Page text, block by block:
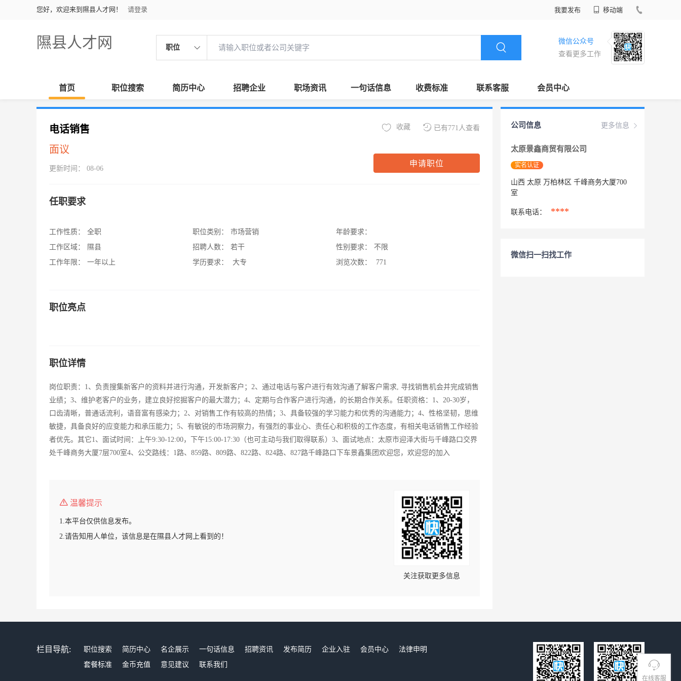
您好，欢迎来到隰县人才网！ 请登录 我要发布 移动端
隰县人才网 职位
微信公众号
查看更多工作
首页 职位搜索 简历中心 招聘企业 职场资讯 一句话信息 收费标准 联系客服 会员中心
在线客服
电话销售
面议
更新时间： 08-06
已有771人查看
收藏
申请职位
任职要求
工作性质：
全职
工作区域：
隰县
工作年限：
一年以上
职位类别：
市场营销
招聘人数：
若干
学历要求：
大专
年龄要求：
性别要求：
不限
浏览次数：
771
职位亮点
职位详情
岗位职责：1、负责搜集新客户的资料并进行沟通，开发新客户；2、通过电话与客户进行有效沟通了解客户需求, 寻找销售机会并完成销售
业绩；3、维护老客户的业务，建立良好挖掘客户的最大潜力；4、定期与合作客户进行沟通，的长期合作关系。任职资格：1、20-30岁，
口齿清晰，普通话流利，语音富有感染力；2、对销售工作有较高的热情；3、具备较强的学习能力和优秀的沟通能力；4、性格坚韧，思维
敏捷，具备良好的应变能力和承压能力；5、有敏锐的市场洞察力，有强烈的事业心、责任心和积极的工作态度，有相关电话销售工作经验
者优先。其它1、面试时间：上午9:30-12:00，下午15:00-17:30（也可主动与我们取得联系）3、面试地点：太原市迎泽大街与千峰路口交界
处千峰商务大厦7层700室4、公交路线：1路、859路、809路、822路、824路、827路千峰路口下车景鑫集团欢迎您，欢迎您的加入
温馨提示
1.本平台仅供信息发布。
2.请告知用人单位，该信息是在隰县人才网上看到的！
关注获取更多信息
更多信息
公司信息
太原景鑫商贸有限公司
实名认证
山西 太原 万柏林区 千峰商务大厦700
室
联系电话： ****
微信扫一扫找工作
栏目导航: 职位搜索 简历中心 名企展示 一句话信息 招聘资讯 发布简历 企业入驻 会员中心
法律申明
套餐标准
金币充值 意见建议 联系我们